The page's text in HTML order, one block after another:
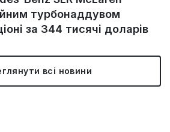
турбонаддувом
за 344 тисячі доларів
всі новини